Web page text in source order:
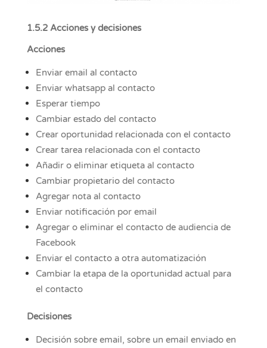
1.5.2 Acciones y decisiones
Acciones
Enviar email al contacto
Enviar whatsapp al contacto
Esperar tiempo
Cambiar estado del contacto
Crear oportunidad relacionada con el contacto
Crear tarea relacionada con el contacto
Añadir o eliminar etiqueta al contacto
Cambiar propietario del contacto
Agregar nota al contacto
Enviar notificación por email
Agregar o eliminar el contacto de audiencia de
Facebook
Enviar el contacto a otra automatización
Cambiar la etapa de la oportunidad actual para
el contacto
Decisiones
Decisión sobre email, sobre un email enviado en